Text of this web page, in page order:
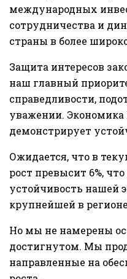
международных
сотрудничества и
страны в более
Защита интересов
наш главный
справедливости,
уважении. Экономика
демонстрирует
Ожидается, что в
рост превысит 6%,
устойчивость нашей
крупнейшей в
Но мы не намерены
достигнутом. Мы
направленные на